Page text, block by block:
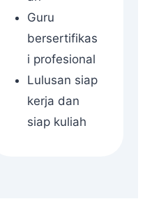
Guru
bersertifikas
i profesional
Lulusan siap
kerja dan
siap kuliah